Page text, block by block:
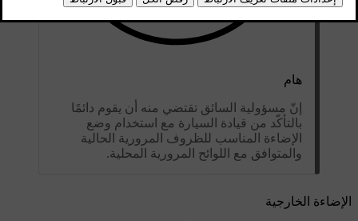
هام
إنّ مسؤولية السائق تقتضي منه أن يقوم دائمًا
بالتأكّد من قيادة السيارة مع استخدام وضع
الإضاءة المناسب للظروف المرورية الحالية
والمتوافق مع اللوائح المرورية المحلية.
الإضاءة الخارجية